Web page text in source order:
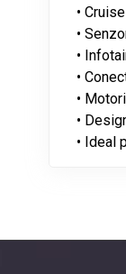
•
•
•
•
•
•
• Ideal